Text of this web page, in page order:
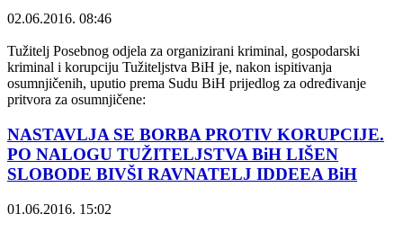
02.06.2016. 08:46
Tužitelj Posebnog odjela za organizirani kriminal, gospodarski
kriminal i korupciju Tužiteljstva BiH je, nakon ispitivanja
osumnjičenih, uputio prema Sudu BiH prijedlog za određivanje
pritvora za osumnjičene:
NASTAVLJA SE BORBA PROTIV KORUPCIJE.
PO NALOGU TUŽITELJSTVA BiH LIŠEN
SLOBODE BIVŠI RAVNATELJ IDDEEA BiH
01.06.2016. 15:02